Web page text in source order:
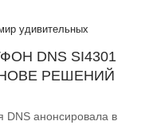
удивительных
DNS SI4301
РЕШЕНИЙ
DNS анонсировала в